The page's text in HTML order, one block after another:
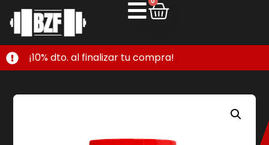
¡10% dto. al finalizar tu compra!